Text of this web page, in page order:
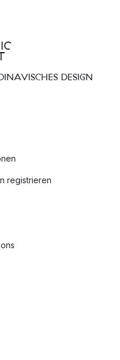
DESIGN
registrieren